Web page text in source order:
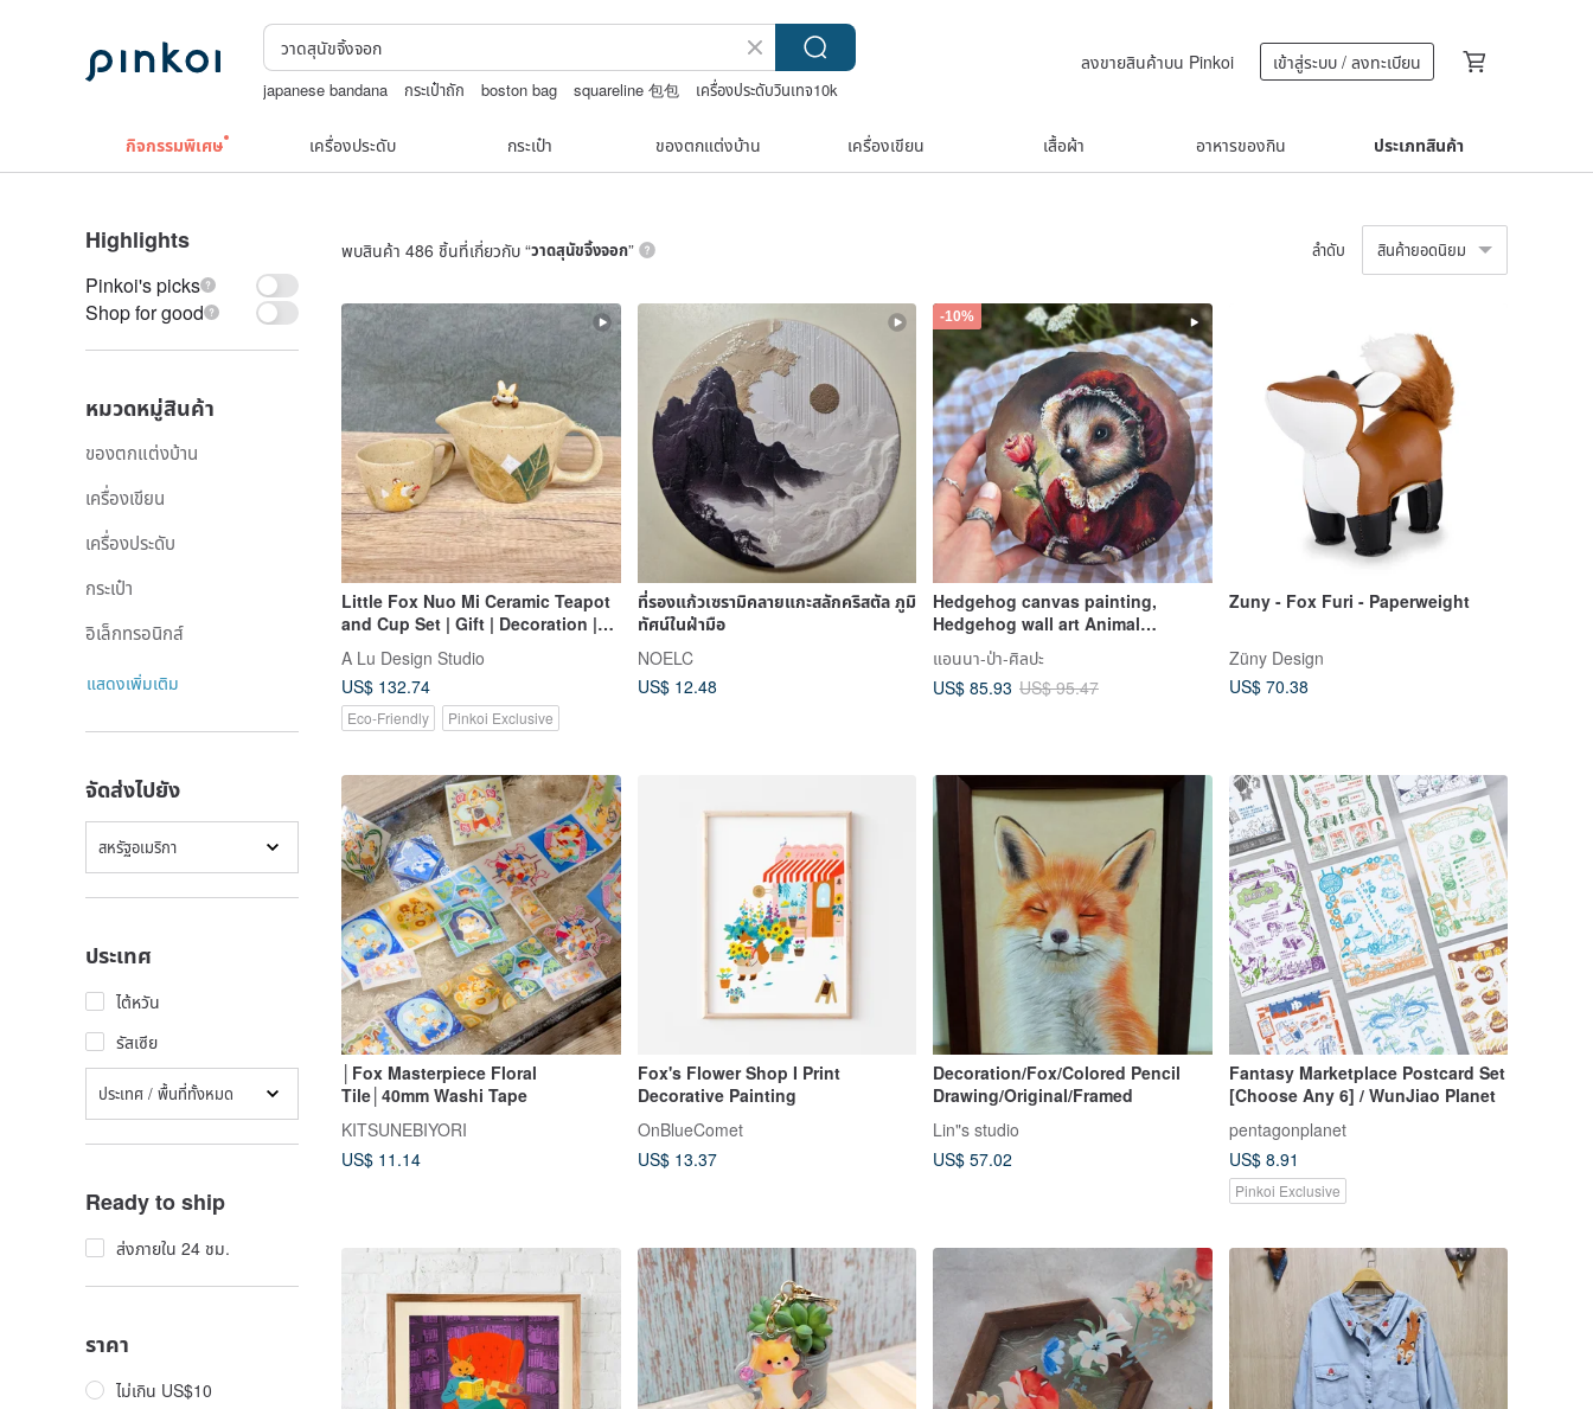
japanese bandana กระเป๋าถัก boston bag squareline 包包
เครื่องประดับวินเทจ10k
ลงขายสินค้าบน Pinkoi เข้าสู่ระบบ / ลงทะเบียน
กิจกรรมพิเศษ เครื่องประดับ กระเป๋า ของตกแต่งบ้าน เครื่องเขียน เสื้อผ้า อาหารของกิน ประเภทสินค้า
Highlights
Pinkoi's picks
Shop for good
หมวดหมู่สินค้า
ของตกแต่งบ้าน
เครื่องเขียน
เครื่องประดับ
กระเป๋า
อิเล็กทรอนิกส์
แสดงเพิ่มเติม
จัดส่งไปยัง
สหรัฐอเมริกา
ประเทศ
ไต้หวัน
รัสเซีย
ประเทศ / พื้นที่ทั้งหมด
Ready to ship
ส่งภายใน 24 ชม.
ราคา
ไม่เกิน US$10
พบสินค้า 486 ชิ้นที่เกี่ยวกับ “วาดสุนัขจิ้งจอก” ลำดับ สินค้ายอดนิยม
Little Fox Nuo Mi Ceramic Teapot
and Cup Set | Gift | Decoration |
| Imported American Clay
A Lu Design Studio
US$ 132.74
Eco-Friendly Pinkoi Exclusive
ที่รองแก้วเซรามิคลายแกะสลักคริสตัล ภูมิ
ทัศน์ในฝ่ามือ
NOELC
US$ 12.48
-10%
Hedgehog canvas painting,
Hedgehog wall art Animal
painting, Woodland fairy art
แอนนา-ป่า-ศิลปะ
US$ 85.93 US$ 95.47
Zuny - Fox Furi - Paperweight
Züny Design
US$ 70.38
│Fox Masterpiece Floral
Tile│40mm Washi Tape
KITSUNEBIYORI
US$ 11.14
Fox's Flower Shop I Print
Decorative Painting
OnBlueComet
US$ 13.37
Decoration/Fox/Colored Pencil
Drawing/Original/Framed
Lin"s studio
US$ 57.02
Fantasy Marketplace Postcard Set
[Choose Any 6] / WunJiao Planet
pentagonplanet
US$ 8.91
Pinkoi Exclusive